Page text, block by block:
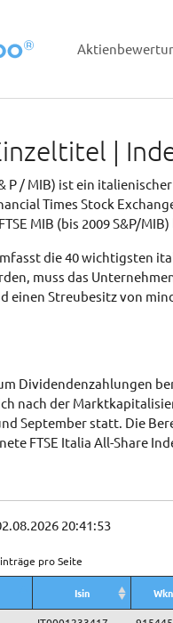
|
& P / MIB) ist ein
Times Stock
MIB (bis 2009 S&P/
die 40 wichtigsten
muss das
einen Streubesitz von
Dividendenzahlungen
nach der
September statt. Die
FTSE Italia All-Share
20:41:53
pro Seite
Isin Wkn
Isin Wkn